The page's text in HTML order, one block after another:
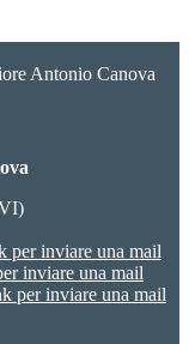
Antonio Canova
per inviare una mail
inviare una mail
per inviare una mail